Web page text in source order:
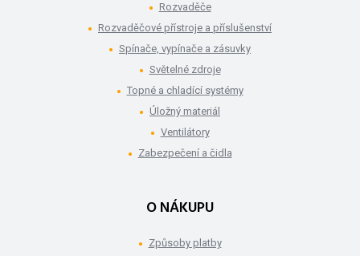
Rozvaděče
Rozvaděčové přístroje a příslušenství
Spínače, vypínače a zásuvky
Světelné zdroje
Topné a chladící systémy
Úložný materiál
Ventilátory
Zabezpečení a čidla
O NÁKUPU
Způsoby platby